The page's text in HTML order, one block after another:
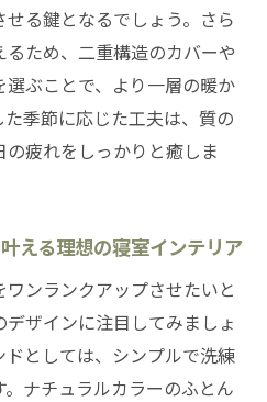
るふとんカバーとその効
葉県のトレンドをチェッ
バー市場トレンドを探る
千葉県のふとんカバーニ
カバー選びにおける最新
る鍵となるでしょう。さら
ため、二重構造のカバーや
ぶことで、より一層の暖か
季節に応じた工夫は、質の
疲れをしっかりと癒しま
える理想の寝室インテリア
ンランクアップさせたいと
ザインに注目してみましょ
としては、シンプルで洗練
ナチュラルカラーのふとん